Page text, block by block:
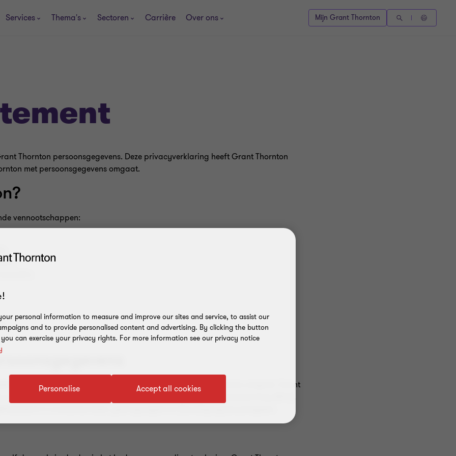
Services Thema's Sectoren Carrière Over ons Mijn Grant Thornton
Thornton persoonsgegevens. Deze privacyverklaring heeft Grant Thornton
met persoonsgegevens omgaat.
vennootschappen:
B.V.;
er recht op dat Grant Thornton zorgvuldig met hun gegevens omgaat. Grant
op (Europese) Algemene Verordening Gegevensbescherming (AVG).
in overeenkomsten, gedragsregels en (beveiligings)maatregelen.
personal information to measure and improve our sites and service, to assist our
and to provide personalised content and advertising. By clicking the button
can exercise your privacy rights. For more information see our privacy notice
Accept all cookies
Personalise